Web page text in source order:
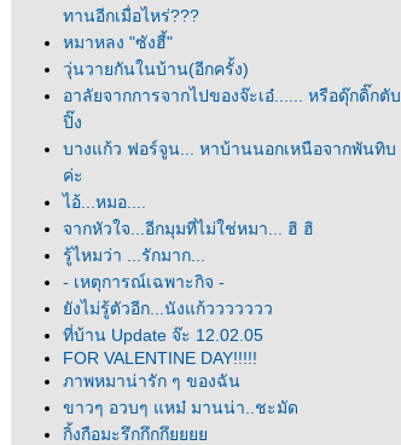
ทานอีกเมื่อไหร่???
หมาหลง "ซังฮี้"
วุ่นวายกันในบ้าน(อีกครั้ง)
อาลัยจากการจากไปของจ๊ะเอ๋...... หรือดุ๊กดิ๊กตับ
ปิ๊ง
บางแก้ว ฟอร์จูน... หาบ้านนอกเหนือจากพันทิบ
ค่ะ
ไอ้...หมอ....
จากหัวใจ...อีกมุมที่ไม่ใช่หมา... ฮิ ฮิ
รู้ไหมว่า ...รักมาก...
- เหตุการณ์เฉพาะกิจ -
ังไม่รู้ตัวอีก...นังแก้ววววววว
ที่บ้าน Update จ๊ะ 12.02.05
FOR VALENTINE DAY!!!!!
ภาพหมาน่ารัก ๆ ของฉัน
ขาวๆ อวบๆ แหม๋ มานน่า..ชะมัด
กิ้งกือมะรึกกึกกึ